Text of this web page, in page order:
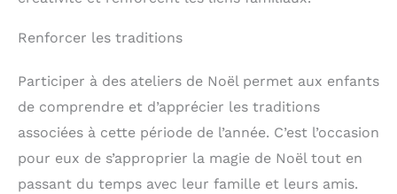
Renforcer les traditions
Participer à des ateliers de Noël permet aux enfants
de comprendre et d’apprécier les traditions
associées à cette période de l’année. C’est l’occasion
pour eux de s’approprier la magie de Noël tout en
passant du temps avec leur famille et leurs amis.